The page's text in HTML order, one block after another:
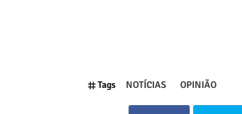
Tags NOTÍCIAS OPINIÃO